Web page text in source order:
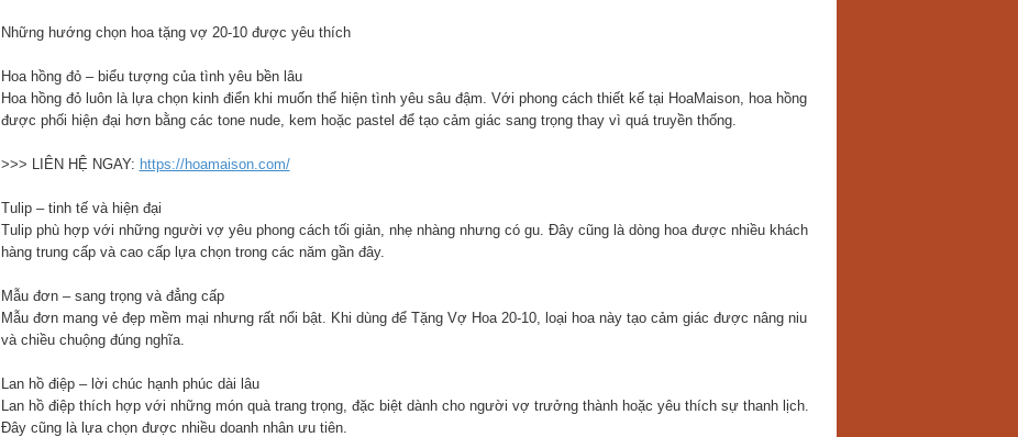
Những hướng chọn hoa tặng vợ 20-10 được yêu thích
Hoa hồng đỏ – biểu tượng của tình yêu bền lâu
Hoa hồng đỏ luôn là lựa chọn kinh điển khi muốn thể hiện tình yêu sâu đậm. Với phong cách thiết kế tại HoaMaison, hoa hồng
được phối hiện đại hơn bằng các tone nude, kem hoặc pastel để tạo cảm giác sang trọng thay vì quá truyền thống.
>>> LIÊN HỆ NGAY: https://hoamaison.com/
Tulip – tinh tế và hiện đại
Tulip phù hợp với những người vợ yêu phong cách tối giản, nhẹ nhàng nhưng có gu. Đây cũng là dòng hoa được nhiều khách
hàng trung cấp và cao cấp lựa chọn trong các năm gần đây.
Mẫu đơn – sang trọng và đẳng cấp
Mẫu đơn mang vẻ đẹp mềm mại nhưng rất nổi bật. Khi dùng để Tặng Vợ Hoa 20-10, loại hoa này tạo cảm giác được nâng niu
và chiều chuộng đúng nghĩa.
Lan hồ điệp – lời chúc hạnh phúc dài lâu
Lan hồ điệp thích hợp với những món quà trang trọng, đặc biệt dành cho người vợ trưởng thành hoặc yêu thích sự thanh lịch.
Đây cũng là lựa chọn được nhiều doanh nhân ưu tiên.